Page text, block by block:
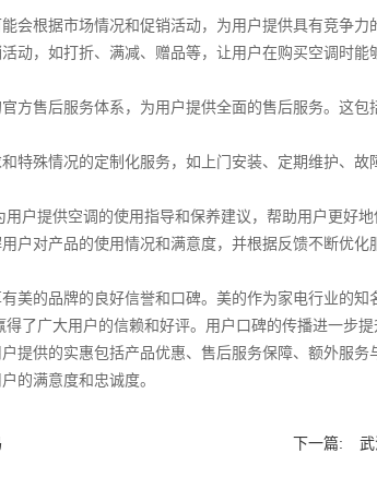
会根据市场情况和促销活动，为用户提供具有竞争
动，如打折、满减、赠品等，让用户在购买空调时能
方售后服务体系，为用户提供全面的售后服务。这
特殊情况的定制化服务，如上门安装、定期维护、故
户提供空调的使用指导和保养建议，帮助用户更好地
户对产品的使用情况和满意度，并根据反馈不断优化
美的品牌的良好信誉和口碑。美的作为家电行业的知
了广大用户的信赖和好评。用户口碑的传播进一步
提供的实惠包括产品优惠、售后服务保障、额外服
的满意度和忠诚度。
下一篇: